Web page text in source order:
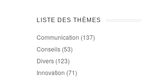
LISTE DES THÈMES
Communication (137)
Conseils (53)
Divers (123)
Innovation (71)